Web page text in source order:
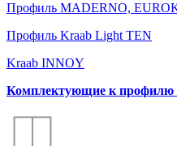
Профиль MADERNO,
Профиль Kraab Light TEN
Kraab INNOY
Комплектующие к профилю